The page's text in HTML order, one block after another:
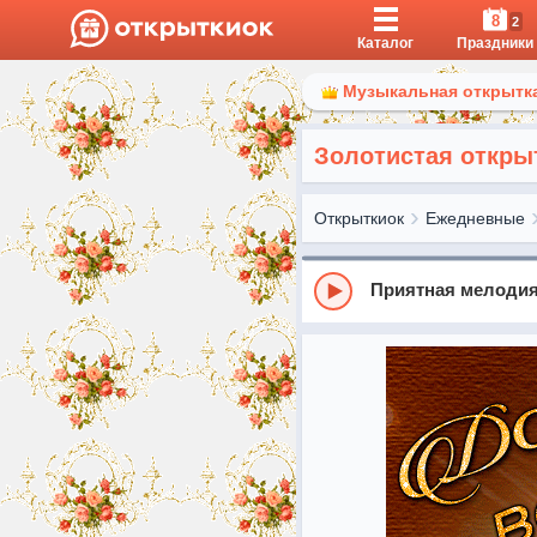
Каталог
8 2
Праздники
Музыкальная
Золотистая
Открыткиок Ежедневные
Приятная